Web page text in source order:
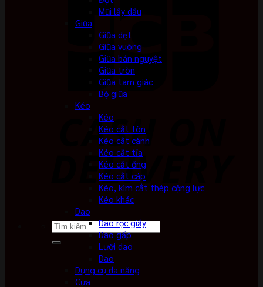
Tìm
Mũi lấy dấu
Giũa
Giũa dẹt
Giũa vuông
Giũa bán nguyệt
Giũa tròn
Giũa tam giác
Bộ giũa
Kéo
Kéo
Kéo cắt tôn
Kéo cắt cành
Kéo cắt tỉa
Kéo cắt ống
Kéo cắt cáp
Kéo, kìm cắt thép cộng lực
Kéo khác
Dao
Dao rọc giấy
Dao gấp
Lưỡi dao
Dao
Dụng cụ đa năng
Cưa